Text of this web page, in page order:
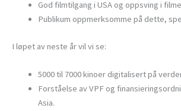
God filmtilgang i USA og oppsving i
Publikum oppmerksomme på dette,
I løpet av neste år vil vi se:
5000 til 7000 kinoer digitalisert på
Forståelse av VPF og
Asia.